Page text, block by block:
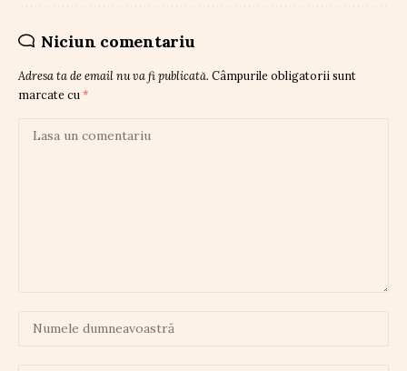
Niciun comentariu
Adresa ta de email nu va fi publicată. Câmpurile obligatorii sunt
marcate cu *